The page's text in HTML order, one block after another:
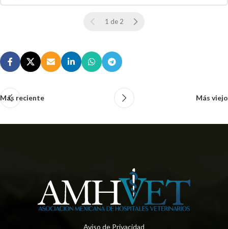
0 % COMPLETO 0 / 0 pasos
1 de 2
Más reciente Más viejo
Aviso de Privacidad